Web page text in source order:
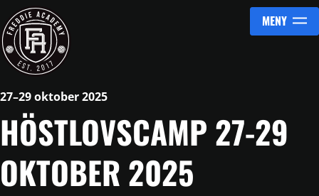
Hoppa till innehåll
MENY
27–29 oktober 2025
HÖSTLOVSCAMP 27-29
OKTOBER 2025